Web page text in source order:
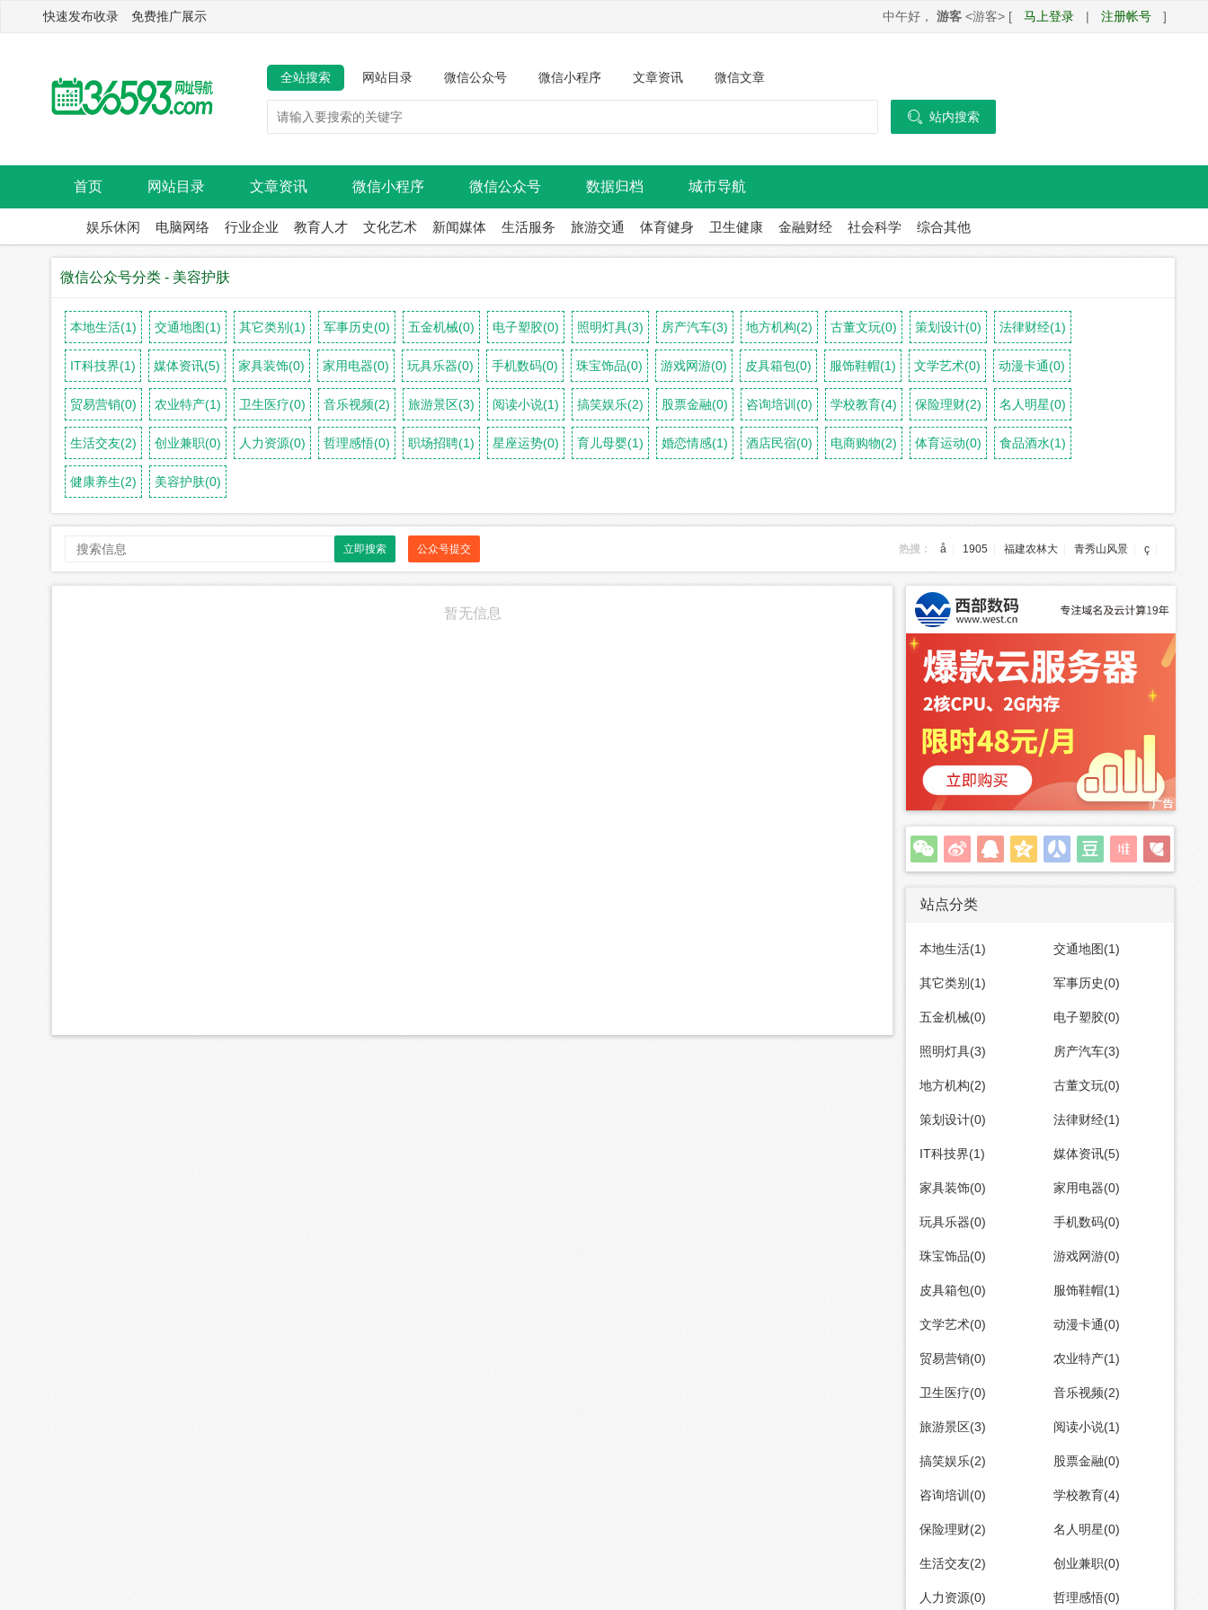
快速发布收录 免费推广展示 中午好， 游客 <游客> [ 马上登录 | 注册帐号 ]
全站搜索 网站目录 微信公众号 微信小程序 文章资讯 微信文章
 站内搜索
首页 网站目录 文章资讯 微信小程序 微信公众号 数据归档 城市导航
娱乐休闲 电脑网络 行业企业 教育人才 文化艺术 新闻媒体 生活服务 旅游交通 体育健身 卫生健康 金融财经 社会科学 综合其他
微信公众号分类 - 美容护肤
本地生活(1) 交通地图(1) 其它类别(1) 军事历史(0) 五金机械(0) 电子塑胶(0) 照明灯具(3) 房产汽车(3) 地方机构(2) 古董文玩(0) 策划设计(0) 法律财经(1)
IT科技界(1) 媒体资讯(5) 家具装饰(0) 家用电器(0) 玩具乐器(0) 手机数码(0) 珠宝饰品(0) 游戏网游(0) 皮具箱包(0) 服饰鞋帽(1) 文学艺术(0) 动漫卡通(0)
贸易营销(0) 农业特产(1) 卫生医疗(0) 音乐视频(2) 旅游景区(3) 阅读小说(1) 搞笑娱乐(2) 股票金融(0) 咨询培训(0) 学校教育(4) 保险理财(2) 名人明星(0)
生活交友(2) 创业兼职(0) 人力资源(0) 哲理感悟(0) 职场招聘(1) 星座运势(0) 育儿母婴(1) 婚恋情感(1) 酒店民宿(0) 电商购物(2) 体育运动(0) 食品酒水(1)
健康养生(2) 美容护肤(0)
立即搜索 公众号提交 热搜： å 1905 福建农林大 青秀山风景 ç
暂无信息
站点分类
本地生活(1) 交通地图(1)
其它类别(1) 军事历史(0)
五金机械(0) 电子塑胶(0)
照明灯具(3) 房产汽车(3)
地方机构(2) 古董文玩(0)
策划设计(0) 法律财经(1)
IT科技界(1) 媒体资讯(5)
家具装饰(0) 家用电器(0)
玩具乐器(0) 手机数码(0)
珠宝饰品(0) 游戏网游(0)
皮具箱包(0) 服饰鞋帽(1)
文学艺术(0) 动漫卡通(0)
贸易营销(0) 农业特产(1)
卫生医疗(0) 音乐视频(2)
旅游景区(3) 阅读小说(1)
搞笑娱乐(2) 股票金融(0)
咨询培训(0) 学校教育(4)
保险理财(2) 名人明星(0)
生活交友(2) 创业兼职(0)
人力资源(0) 哲理感悟(0)